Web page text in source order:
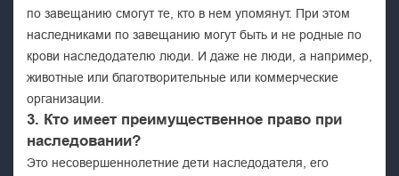
по завещанию смогут те, кто в нем упомянут. При этом
наследниками по завещанию могут быть и не родные по
крови наследодателю люди. И даже не люди, а например,
животные или благотворительные или коммерческие
организации.
3. Кто имеет преимущественное право при
наследовании?
Это несовершеннолетние дети наследодателя, его